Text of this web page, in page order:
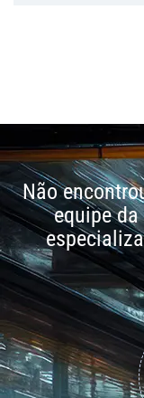
Não
equipe da